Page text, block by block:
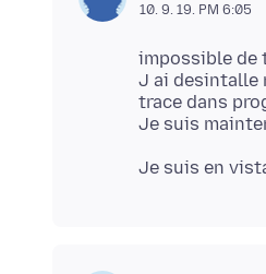
10. 9. 19. PM 6:05
impossible de
J ai desintalle
trace dans